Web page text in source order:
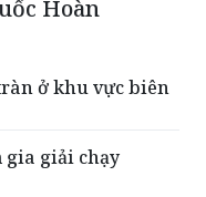
Hoàn
ở khu vực biên
gia giải chạy